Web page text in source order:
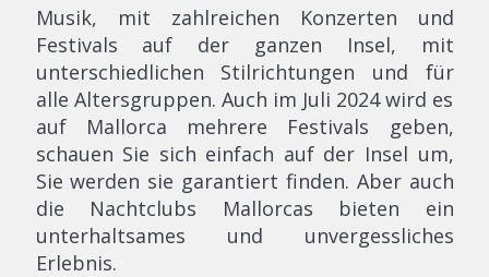
Musik, mit zahlreichen Konzerten und
Festivals auf der ganzen Insel, mit
unterschiedlichen Stilrichtungen und für
alle Altersgruppen. Auch im Juli 2024 wird es
auf Mallorca mehrere Festivals geben,
schauen Sie sich einfach auf der Insel um,
Sie werden sie garantiert finden. Aber auch
die Nachtclubs Mallorcas bieten ein
unterhaltsames und unvergessliches
Erlebnis.